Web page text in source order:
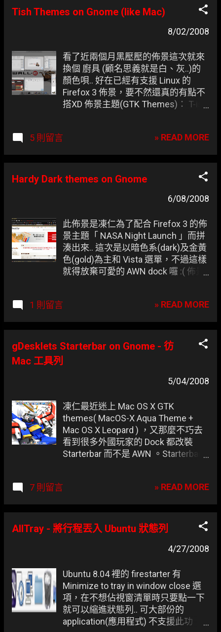
Tish Themes on Gnome (like Mac)
8/02/2008
看了近兩個月黑壓壓的佈景這次就來
換個 廚具 (顧名思義就是白、灰..)的
顏色唄.. 好在已經有支援 Linux 的
Firefox 3 佈景，要不然還真的有點不
搭XD 佈景主題(GTK Themes)： T-ish
5 則留言 » READ MORE
Hardy Dark themes on Gnome
6/08/2008
此佈景是凍仁為了配合 Firefox 3 的佈
景主題「 NASA Night Launch 」而拼
湊出來.. 這次是以暗色系(dark)及金黃
色(gold)為主和 Vista 選單，不過這樣
就得放棄可愛的 AWN dock 囉 :( 佈景
預設的視窗標題並非為金黃色，這邊
Flegma/metacity-1/metacity-theme-
1.xml 修改 (若是想走 Mac dark 風格
可使用 Gombo Dark Mac ) 24
x="0" y="0" width="title_width + 6"
height="height"/> 26 <image
filename="titlebar-mid-focused.png"
x="title_width + 21 `min` width -
object_width" y="0"
width="object_width"
y="0" width="title_width + 16 `min`
(height - title_height) / 2"/> 29
</draw_ops> 圖示(Icon) ： Buu...
1 則留言 » READ MORE
gDesklets Starterbar on Gnome - 彷
Mac 工具列
5/04/2008
凍仁最近迷上 Mac OS X GTK
themes( MacOS-X Aqua Theme +
Mac OS X Leopard ) ，又那麼不巧去
看到很多外國玩家的 Dock 都改裝
Starterbar 而不是 AWN 。Starterbar
在用而 Starterbar 只能當啟動圖示罷
跳回已開啟的程式.. 只能說各有其優
缺點囉XD 其實凍仁現在是混著用的
XXD(上方為 Starterbar 下方為 AWN)
7 則留言 » READ MORE
AllTray - 將行程丟入 Ubuntu 狀態列
4/27/2008
Ubuntu 8.04 裡的 firestarter 有
Minimize to tray in window close 選
項，在不想佔視窗清單時只要點一下
就可以縮進狀態列.. 可大部份的
application(應用程式) 不支援此功